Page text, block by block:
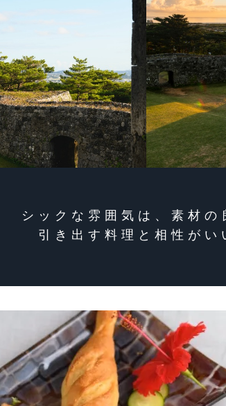
シックな雰囲気は、素材の
引き出す料理と相性がい